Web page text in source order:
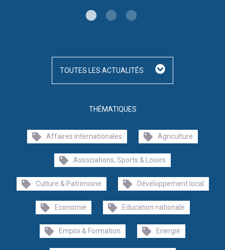
THÉMATIQUES
Affaires internationales Agriculture
Associations, Sports & Loisirs
Culture & Patrimoine Développement local
Economie Education nationale
Emploi & Formation Energie
TOUTES LES ACTUALITÉS